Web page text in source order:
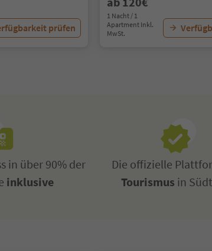
prüfen
1 Nacht / 1
Apartment Inkl.
MwSt.
in über 90% der
inklusive
Die offizielle
Tourismus in